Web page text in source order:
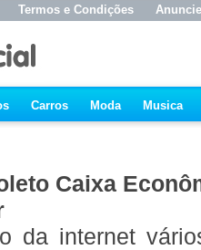
Termos e Condições Anuncie
Carros Moda Musica
Caixa
da internet